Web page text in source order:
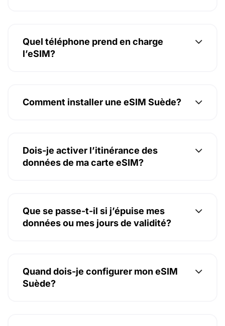
Quel téléphone prend en charge
l’eSIM?
Comment installer une eSIM Suède?
Dois-je activer l’itinérance des
données de ma carte eSIM?
Que se passe-t-il si j’épuise mes
données ou mes jours de validité?
Quand dois-je configurer mon eSIM
Suède?